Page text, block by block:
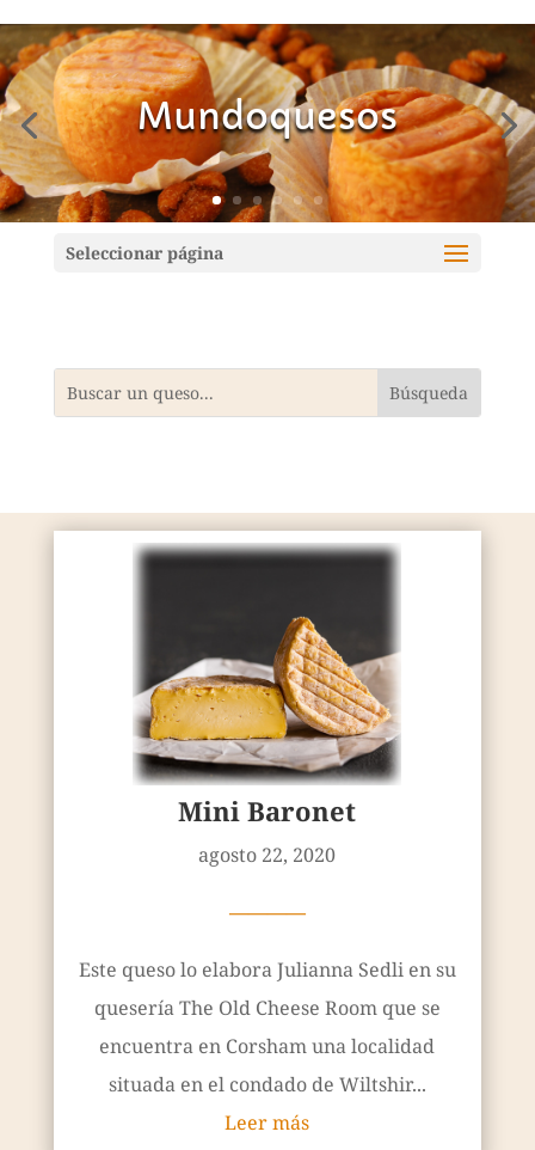
Mundoquesos
Seleccionar página
Mini Baronet
agosto 22, 2020
————
Este queso lo elabora Julianna Sedli en su
quesería The Old Cheese Room que se
encuentra en Corsham una localidad
situada en el condado de Wiltshir...
Leer más